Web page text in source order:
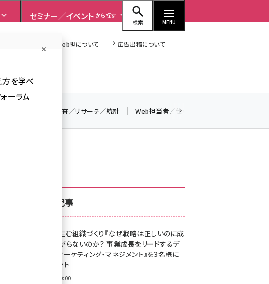
Web担について 広告出稿について
検索 MENU
セミナー／イベント から探す
ai (2811)
z世代 (1623)
llmo (1166)
調査／リサーチ／統計 Web担当者／仕事
新着記事
成果を生む組織づくり『なぜ戦略は正しいのに成
果があがらないのか？ 事業成長をリードするデ
ジタルマーケティング・マネジメント』を3名様に
プレゼント
8月7日 10:00
方を学べ
ーラム